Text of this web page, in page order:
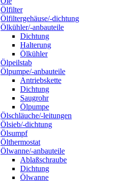
Ölfilter
Ölfiltergehäuse/-dichtung
Ölkühler/-anbauteile
Dichtung
Halterung
Ölkühler
Ölpeilstab
Ölpumpe/-anbauteile
Antriebskette
Dichtung
Saugrohr
Ölpumpe
Ölschläuche/-leitungen
Ölsieb/-dichtung
Ölsumpf
Ölthermostat
Ölwanne/-anbauteile
Ablaßschraube
Dichtung
Ölwanne